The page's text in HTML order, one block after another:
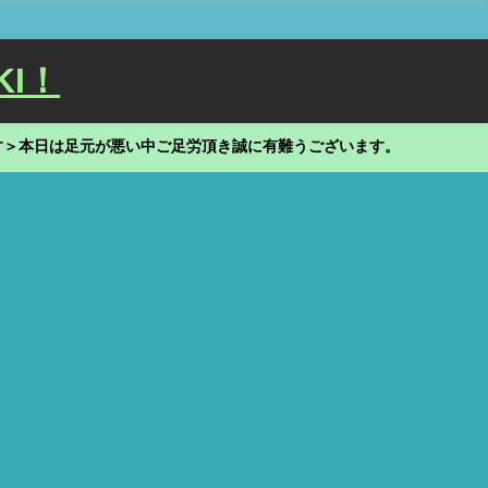
！
本日は足元が悪い中ご足労頂き誠に有難うございます。